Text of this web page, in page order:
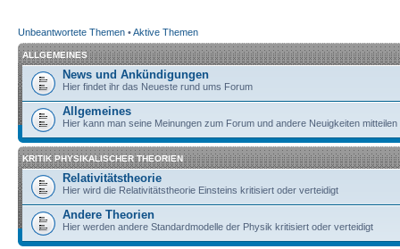
Unbeantwortete Themen •Aktive Themen
ALLGEMEINES
News und Ankündigungen
Hier findet ihr das Neueste rund ums Forum
Allgemeines
Hier kann man seine Meinungen zum Forum und andere Neuigkeiten mitteilen
KRITIK PHYSIKALISCHER THEORIEN
Relativitätstheorie
Hier wird die Relativitätstheorie Einsteins kritisiert oder verteidigt
Andere Theorien
Hier werden andere Standardmodelle der Physik kritisiert oder verteidigt